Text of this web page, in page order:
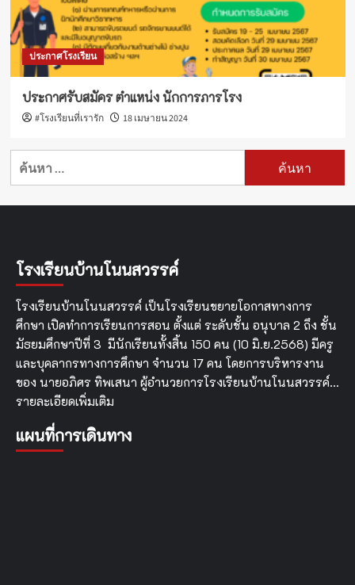
ประกาศโรงเรียน
ประกาศรับสมัคร ตำแหน่ง นักการภารโรง
#โรงเรียนที่เรารัก 18 เมษายน 2024
ค้นหา
โรงเรียนบ้านโนนสวรรค์
โรงเรียนบ้านโนนสวรรค์ เป็นโรงเรียนขยายโอกาสทางการ
ศึกษา เปิดทำการเรียนการสอน ตั้งแต่ ระดับชั้น อนุบาล 2 ถึง ชั้น
มัธยมศึกษาปีที่ 3 มีนักเรียนทั้งสิ้น 150 คน (10 มิ.ย.2568) มีครู
และบุคลากรทางการศึกษา จำนวน 17 คน โดยการบริหารงาน
ของ นายอภิศร ทิพเสนา ผู้อำนวยการโรงเรียนบ้านโนนสวรรค์…
รายละเอียดเพิ่มเติม
แผนที่การเดินทาง